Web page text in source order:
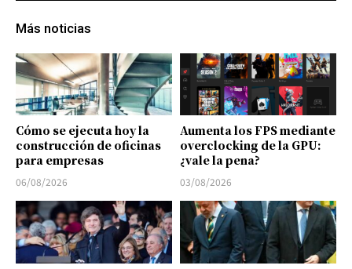
Más noticias
Cómo se ejecuta hoy la
construcción de oficinas
para empresas
06/08/2026
Aumenta los FPS mediante
overclocking de la GPU:
¿vale la pena?
03/08/2026